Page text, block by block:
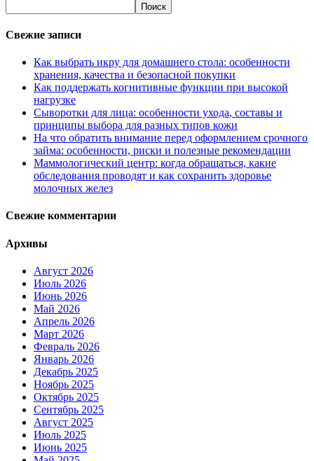
Свежие записи
Как выбрать икру для домашнего стола: особенности
хранения, качества и безопасной покупки
Как поддержать когнитивные функции при высокой
нагрузке
Сыворотки для лица: особенности ухода, составы и
принципы выбора для разных типов кожи
На что обратить внимание перед оформлением срочного
займа: особенности, риски и полезные рекомендации
Маммологический центр: когда обращаться, какие
обследования проводят и как сохранить здоровье
молочных желез
Свежие комментарии
Архивы
Август 2026
Июль 2026
Июнь 2026
Май 2026
Апрель 2026
Март 2026
Февраль 2026
Январь 2026
Декабрь 2025
Ноябрь 2025
Октябрь 2025
Сентябрь 2025
Август 2025
Июль 2025
Июнь 2025